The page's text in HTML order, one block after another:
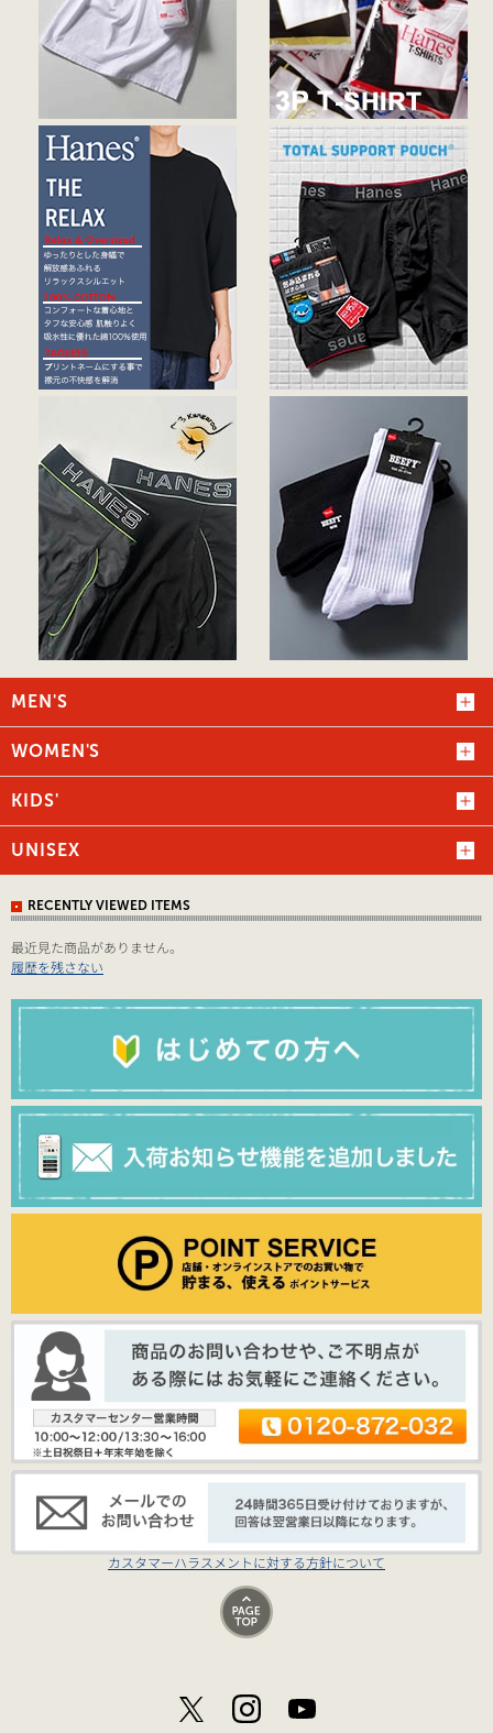
2026/02/26
【INFORMATION】利用規約改定に伴うお知らせ
2026/02/20
【NEW ARRIVAL】Hanes MOKU Debut！
2026/02/10
【再入荷】ヘインズ「Hanes T-SHIRTS KURO(R)」ロングTシャツ再入
荷！
2018/12/07
【INFORMATION】入荷お知らせ機能を追加しました
MEN'S
WOMEN'S
KIDS'
UNISEX
RECENTLY VIEWED ITEMS
最近見た商品がありません。
履歴を残さない
カスタマーハラスメントに対する方針について